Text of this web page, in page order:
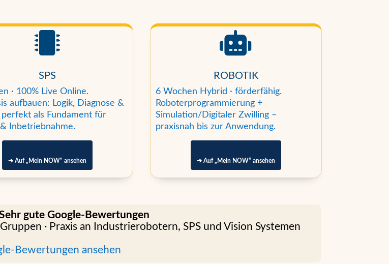

SPS
· 100% Live Online.
aufbauen: Logik, Diagnose &
perfekt als Fundament für
Inbetriebnahme.
➔ Auf „Mein NOW“ ansehen

ROBOTIK
6 Wochen Hybrid · förderfähig.
Roboterprogrammierung +
Simulation/Digitaler Zwilling –
praxisnah bis zur Anwendung.
➔ Auf „Mein NOW“ ansehen
gute Google-Bewertungen
· Praxis an Industrierobotern, SPS und Vision Systemen
Bewertungen ansehen